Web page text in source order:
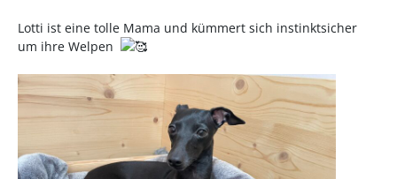
Lotti ist eine tolle Mama und kümmert sich instinktsicher
um ihre Welpen